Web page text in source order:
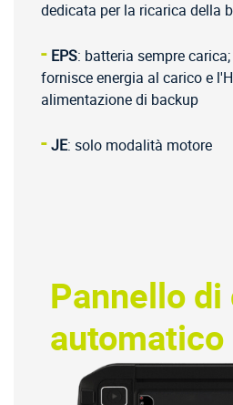
Pannello
automatico
dedicata per la ricarica della
- EPS: batteria sempre
fornisce energia al carico e
alimentazione di backup
-JE: solo modalità motore